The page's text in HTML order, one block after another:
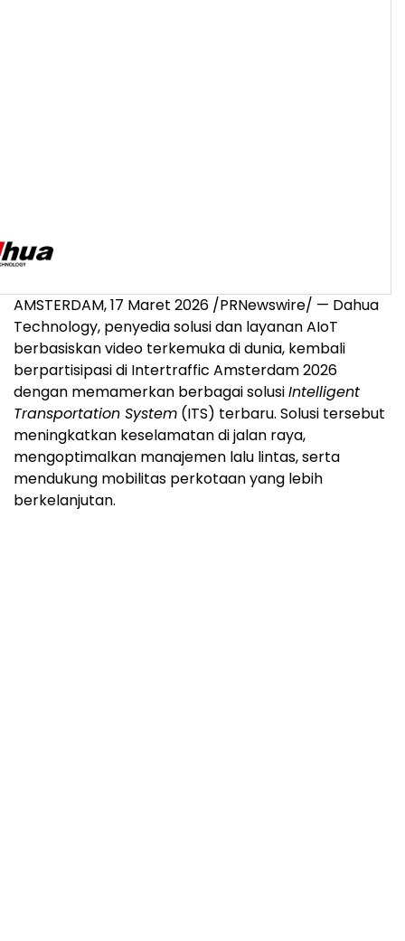
AMSTERDAM, 17 Maret 2026 /PRNewswire/ — Dahua
Technology, penyedia solusi dan layanan AIoT
berbasiskan video terkemuka di dunia, kembali
berpartisipasi di Intertraffic Amsterdam 2026
dengan memamerkan berbagai solusiIntelligent
Transportation System (ITS) terbaru. Solusi tersebut
meningkatkan keselamatan di jalan raya,
mengoptimalkan manajemen lalu lintas, serta
mendukung mobilitas perkotaan yang lebih
berkelanjutan.